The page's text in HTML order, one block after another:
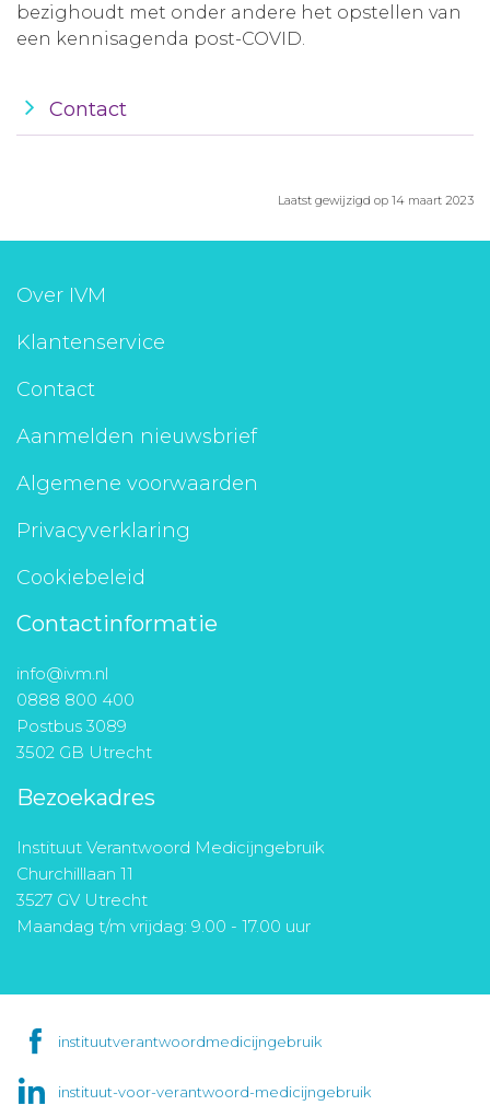
bezighoudt met onder andere het opstellen van
een kennisagenda post-COVID.
Contact
Laatst gewijzigd op 14 maart 2023
Over IVM
Klantenservice
Contact
Aanmelden nieuwsbrief
Algemene voorwaarden
Privacyverklaring
Cookiebeleid
Contactinformatie
info@ivm.nl
0888 800 400
Postbus 3089
3502 GB Utrecht
Bezoekadres
Instituut Verantwoord Medicijngebruik
Churchilllaan 11
3527 GV Utrecht
Maandag t/m vrijdag: 9.00 - 17.00 uur
instituutverantwoordmedicijngebruik
instituut-voor-verantwoord-medicijngebruik